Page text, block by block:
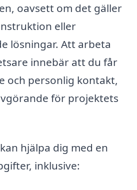
oavsett om det gäller
eller
lösningar. Att arbeta
innebär att du får
och personlig kontakt,
för projektets
hjälpa dig med en
inklusive: